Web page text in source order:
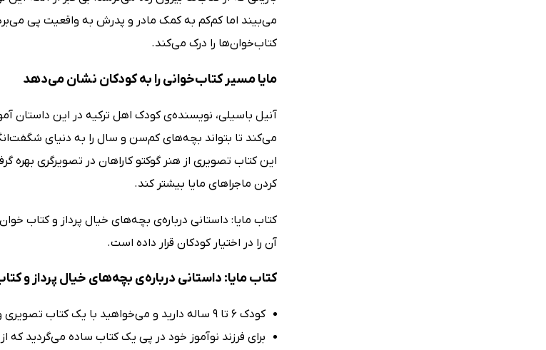
می‌بیند اما کم‌کم به کمک مادر و پدرش به واقعیت پی
کتاب‌خوان‌ها را درک می‌کند.
مایا مسیر کتاب‌خوانی را به کودکان نشان می‌دهد
آنیل باسیلی، نویسنده‌ی کودک اهل ترکیه در این داستان
می‌کند تا بتواند بچه‌های کم‌سن و سال را به دنیای
این کتاب تصویری از هنر گوکتو کاراهان در تصویرگری بهره
کردن ماجراهای مایا بیشتر کند.
کتاب مایا: داستانی درباره‌ی بچه‌های خیال پرداز و کتاب
آن را در اختیار کودکان قرار داده است.
کتاب مایا: داستانی درباره‌ی بچه‌های خیال پرداز و
کودک 6 تا 9 ساله دارید و می‌خواهید با یک کتاب تصویری و جذاب او را به وجد بیاورید.
برای فرزند نوآموز خود در پی یک کتاب ساده می‌گردید که